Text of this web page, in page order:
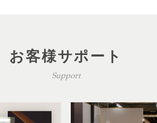
お客様サポート
Support